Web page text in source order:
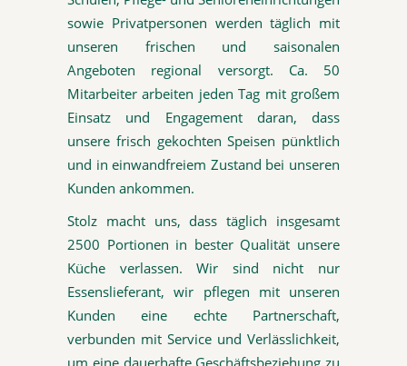
sowie Privatpersonen werden täglich mit
unseren frischen und saisonalen
Angeboten regional versorgt. Ca. 50
Mitarbeiter arbeiten jeden Tag mit großem
Einsatz und Engagement daran, dass
unsere frisch gekochten Speisen pünktlich
und in einwandfreiem Zustand bei unseren
Kunden ankommen.
Stolz macht uns, dass täglich insgesamt
2500 Portionen in bester Qualität unsere
Küche verlassen. Wir sind nicht nur
Essenslieferant, wir pflegen mit unseren
Kunden eine echte Partnerschaft,
verbunden mit Service und Verlässlichkeit,